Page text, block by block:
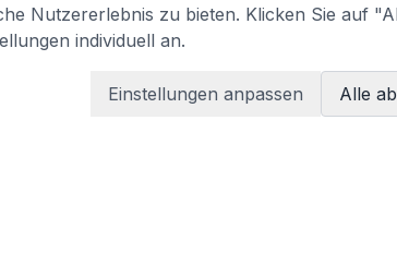
Nutzererlebnis zu bieten. Klicken Sie auf
individuell an.
Einstellungen anpassen Alle